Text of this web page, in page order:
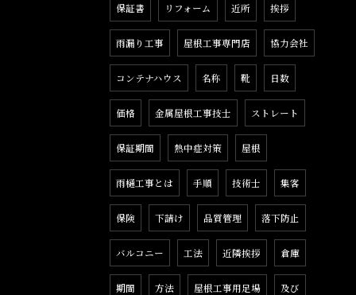
保証書 リフォーム 近所 挨拶
雨漏り工事 屋根工事専門店 協力会社
コンテナハウス 名称 靴 日数
価格 金属屋根工事技士 ストレート
保証期間 熱中症対策 屋根
雨樋工事とは 手順 技術士 集客
保険 下請け 品質管理 落下防止
バルコニー 工法 近隣挨拶 倉庫
期間 方法 屋根工事用足場 及び